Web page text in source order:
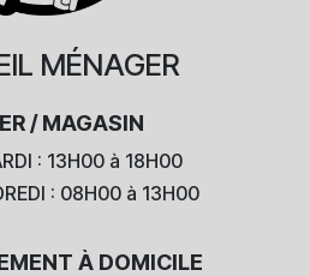
MÉNAGER
/ MAGASIN
: 13H00 à 18H00
: 08H00 à 13H00
À DOMICILE